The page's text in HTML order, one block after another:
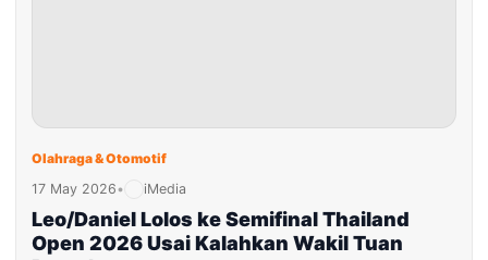
Olahraga & Otomotif
17 May 2026• iMedia
Leo/Daniel Lolos ke Semifinal Thailand
Open 2026 Usai Kalahkan Wakil Tuan